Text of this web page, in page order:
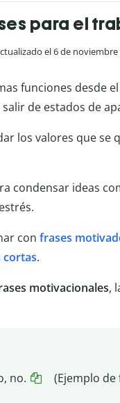
para el
el 6 de noviembre
funciones desde
de estados de
los valores que se
condensar ideas
con frases
cortas.
motivacionales,
no.
(Ejemplo